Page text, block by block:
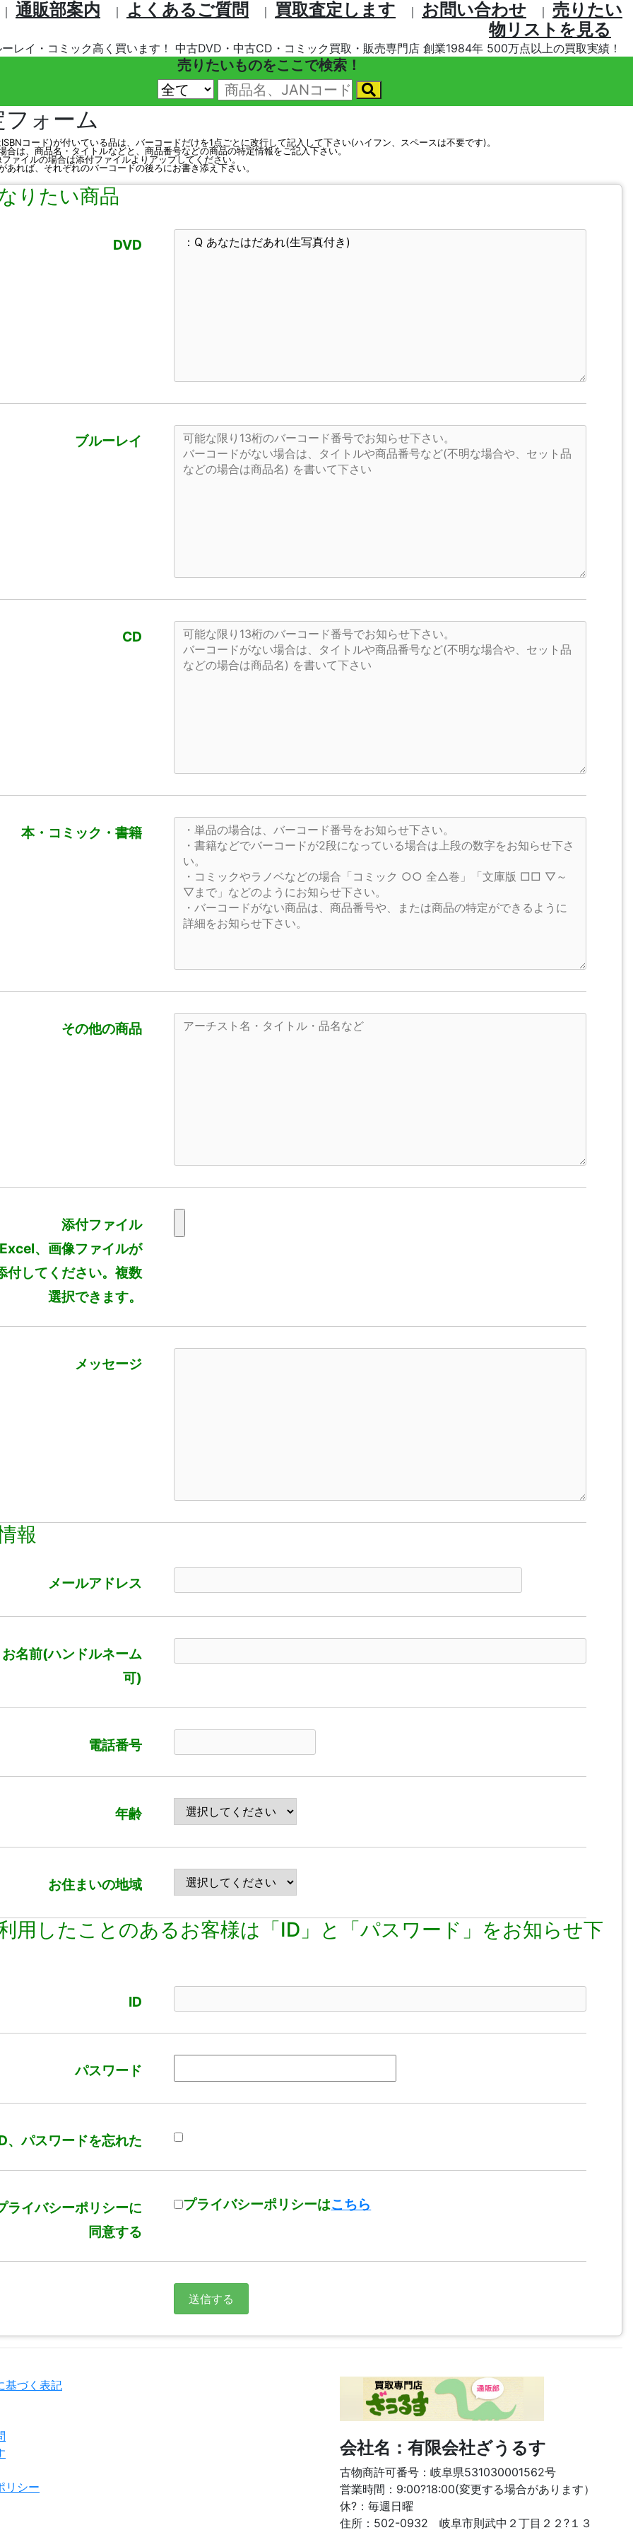
｜ 通販部案内 ｜ よくあるご質問 ｜ 買取査定します ｜ お問い合わせ ｜ 売りたい
物リストを⾒る
レイ・コミック高く買います！ 中古DVD・中古CD・コミック買取・販売専門店 創業1984年 500万点以上の買取実績！
売りたいものをここで検索！
ォーム
コード)が付いている品は、バーコードだけを1点ごとに改行して記入して下さい(ハイフン、スペースは不要です)。
は、商品名・タイトルなどと、商品番号などの商品の特定情報をご記入下さい。
ァイルの場合は添付ファイルよりアップしてください。
れば、それぞれのバーコードの後ろにお書き添え下さい。
りたい商品
DVD
ブルーレイ
CD
本・コミック・書籍
その他の商品
添付ファイル
、画像ファイルが
付してください。複数
選択できます。
メッセージ
報
メールアドレス
お名前(ハンドルネーム
可)
電話番号
年齢
お住まいの地域
用したことのあるお客様は「ID」と「パスワード」をお知らせ下
ID
パスワード
、パスワードを忘れた
ライバシーポリシーに
同意する
プライバシーポリシーはこちら
基づく表記
リシー
会社名：有限会社ざうるす
古物商許可番号：岐阜県531030001562号
営業時間：9:00?18:00(変更する場合があります）
休?：毎週日曜
住所：502-0932 岐阜市則武中２丁目２２?１３